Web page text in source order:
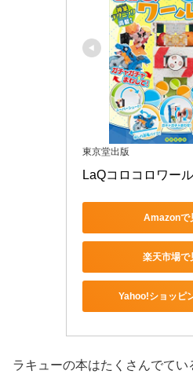
東京堂出版
LaQコロコロワー
Amazonで
楽天市場で
Yahoo!ショッピ
ラキューの本はたくさんでて